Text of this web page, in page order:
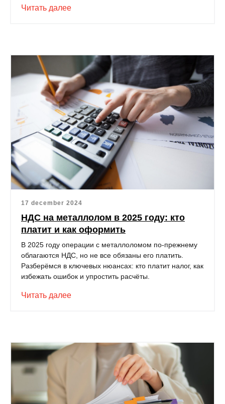
Читать далее
17 december 2024
НДС на металлолом в 2025 году: кто
платит и как оформить
В 2025 году операции с металлоломом по-прежнему
облагаются НДС, но не все обязаны его платить.
Разберёмся в ключевых нюансах: кто платит налог, как
избежать ошибок и упростить расчёты.
Читать далее